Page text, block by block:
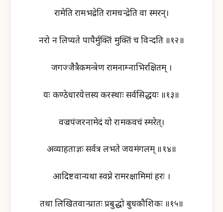
रामेति रामभद्रेति रामचन्द्रेति वा स्मरन्।
नरो न लिप्यते पापैर्मुक्तिं मुक्तिं च विन्दति ॥१२॥
जगज्जैत्रैकमन्त्रेण रामनाम्नाभिरक्षितम् ।
यः कण्ठेधारयेत्तस्य करस्थाः सर्वसिद्धयः ॥१३॥
वज्रपंजरनामेदं यो रामकवचं स्मरेत्।
अव्याहताज्ञः सर्वत्र लभते जयमंगलम् ॥१४॥
आदिष्टवान्यथा स्वप्ने रामरक्षामिमां हरः ।
तथा लिखितवान्प्रातः प्रबुद्धो बुधकौशिकः ॥१५॥